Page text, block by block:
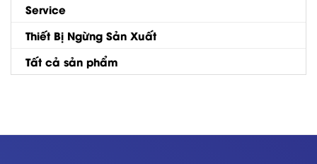
Service
Thiết Bị Ngừng Sản Xuất
Tất cả sản phẩm